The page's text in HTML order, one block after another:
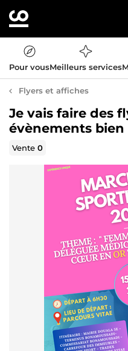
Pour vousMeilleurs services
Flyers et affiches
Je vais faire des
évènements bien
Vente0